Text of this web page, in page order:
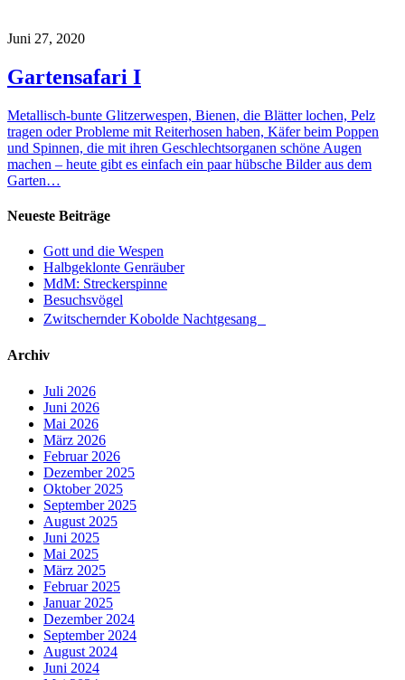
Juni 27, 2020
Gartensafari I
Metallisch-bunte Glitzerwespen, Bienen, die Blätter lochen, Pelz
tragen oder Probleme mit Reiterhosen haben, Käfer beim Poppen
und Spinnen, die mit ihren Geschlechtsorganen schöne Augen
machen – heute gibt es einfach ein paar hübsche Bilder aus dem
Garten…
Neueste Beiträge
Gott und die Wespen
Halbgeklonte Genräuber
MdM: Streckerspinne
Besuchsvögel
Zwitschernder Kobolde Nachtgesang
Archiv
Juli 2026
Juni 2026
Mai 2026
März 2026
Februar 2026
Dezember 2025
Oktober 2025
September 2025
August 2025
Juni 2025
Mai 2025
März 2025
Februar 2025
Januar 2025
Dezember 2024
September 2024
August 2024
Juni 2024